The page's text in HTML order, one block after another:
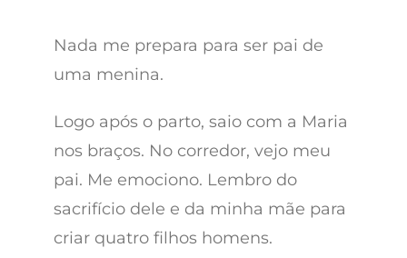
Nada me prepara para ser pai de
uma menina.
Logo após o parto, saio com a Maria
nos braços. No corredor, vejo meu
pai. Me emociono. Lembro do
sacrifício dele e da minha mãe para
criar quatro filhos homens.